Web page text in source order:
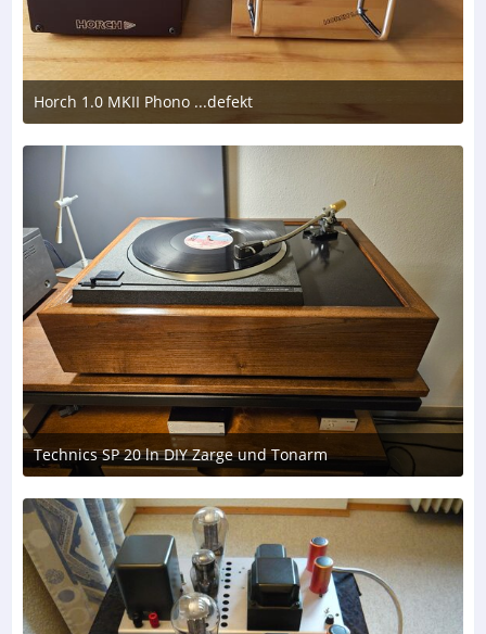
Horch 1.0 MKII Phono ...defekt
8. August 2026 um 17:23
Technics SP 20 ln DIY Zarge und Tonarm
3. August 2026 um 19:20